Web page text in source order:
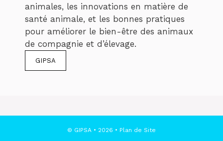
animales, les innovations en matière de
santé animale, et les bonnes pratiques
pour améliorer le bien-être des animaux
de compagnie et d’élevage.
GIPSA
© GIPSA • 2026 • Plan de Site